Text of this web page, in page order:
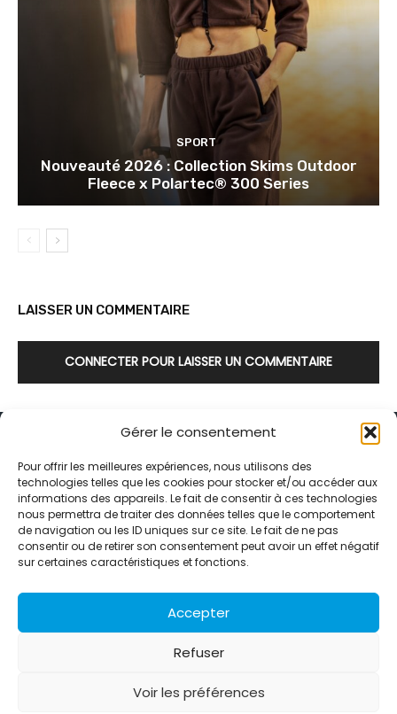
Gérer le consentement
Pour offrir les meilleures expériences, nous utilisons des
technologies telles que les cookies pour stocker et/ou accéder aux
informations des appareils. Le fait de consentir à ces technologies
nous permettra de traiter des données telles que le comportement
de navigation ou les ID uniques sur ce site. Le fait de ne pas
consentir ou de retirer son consentement peut avoir un effet négatif
sur certaines caractéristiques et fonctions.
Accepter
Refuser
Voir les préférences
SPORT
Nouveauté 2026 : Collection Skims Outdoor
Fleece x Polartec® 300 Series
LAISSER UN COMMENTAIRE
CONNECTER POUR LAISSER UN COMMENTAIRE
Alternative Média est une agence de relations presse et de
relations publiques basée à Grenoble. Depuis 1995, elle conçoit et
pilote des stratégies de visibilité en France et à l’international
grâce à un réseau d’agences partenaires.